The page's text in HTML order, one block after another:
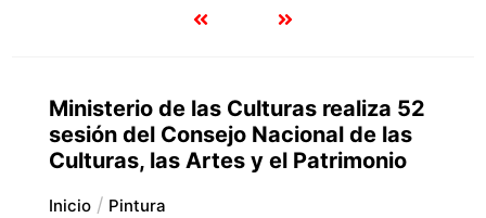
Ministerio de las Culturas realiza 52
sesión del Consejo Nacional de las
Culturas, las Artes y el Patrimonio
Inicio Pintura